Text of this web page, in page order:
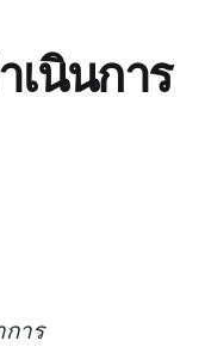
นินการ
าร